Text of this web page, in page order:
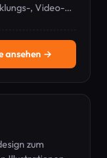
, Video-
Remote-
ansehen →
zum